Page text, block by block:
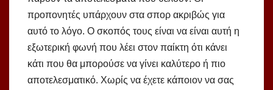
προπονητές υπάρχουν στα σπορ ακριβώς για
αυτό το λόγο. Ο σκοπός τους είναι να είναι αυτή η
εξωτερική φωνή που λέει στον παίκτη ότι κάνει
κάτι που θα μπορούσε να γίνει καλύτερο ή πιο
αποτελεσματικό. Χωρίς να έχετε κάποιον να σας